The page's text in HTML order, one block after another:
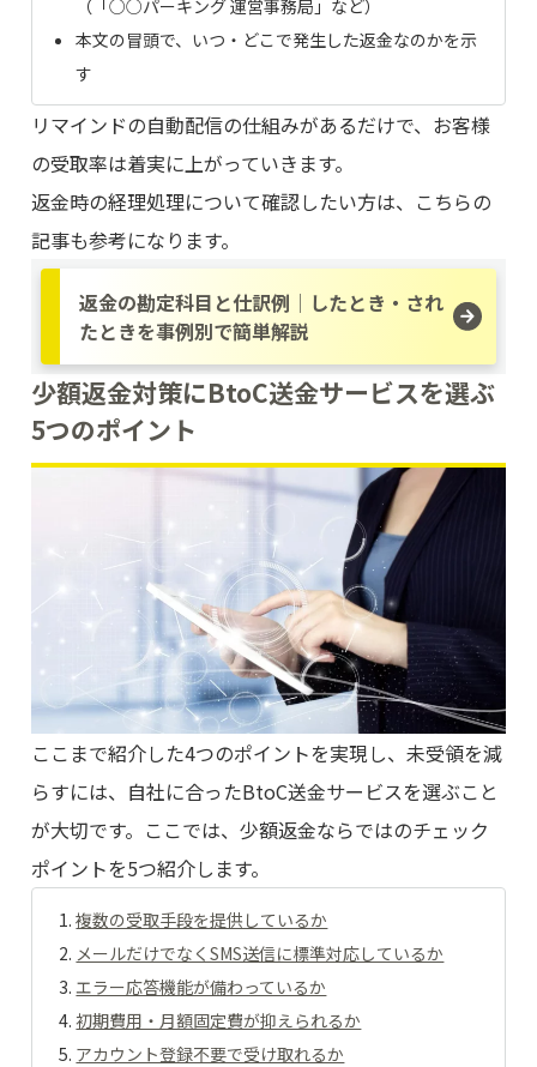
（「○○パーキング 運営事務局」など）
本文の冒頭で、いつ・どこで発生した返金なのかを示
す
リマインドの自動配信の仕組みがあるだけで、お客様
の受取率は着実に上がっていきます。
返金時の経理処理について確認したい方は、こちらの
記事も参考になります。
返金の勘定科目と仕訳例│したとき・され
たときを事例別で簡単解説
少額返金対策にBtoC送金サービスを選ぶ
5つのポイント
ここまで紹介した4つのポイントを実現し、未受領を減
らすには、自社に合ったBtoC送金サービスを選ぶこと
が大切です。ここでは、少額返金ならではのチェック
ポイントを5つ紹介します。
複数の受取手段を提供しているか
メールだけでなくSMS送信に標準対応しているか
エラー応答機能が備わっているか
初期費用・月額固定費が抑えられるか
アカウント登録不要で受け取れるか